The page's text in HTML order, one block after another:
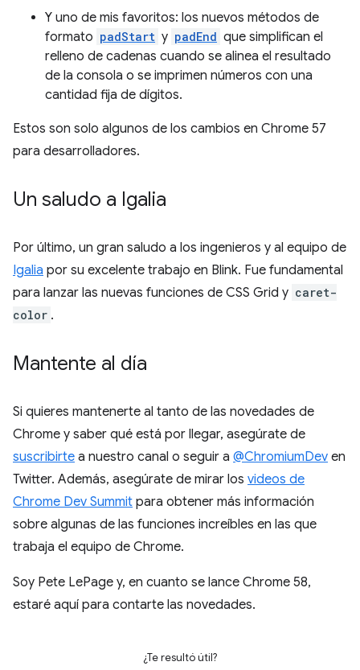
Y uno de mis favoritos: los nuevos métodos de
formato padStart y padEnd que simplifican el
relleno de cadenas cuando se alinea el resultado
de la consola o se imprimen números con una
cantidad fija de dígitos.
Estos son solo algunos de los cambios en Chrome 57
para desarrolladores.
Un saludo a Igalia
Por último, un gran saludo a los ingenieros y al equipo de
Igalia por su excelente trabajo en Blink. Fue fundamental
para lanzar las nuevas funciones de CSS Grid y caret-
color .
Mantente al día
Si quieres mantenerte al tanto de las novedades de
Chrome y saber qué está por llegar, asegúrate de
suscribirte a nuestro canal o seguir a @ChromiumDev en
Twitter. Además, asegúrate de mirar los videos de
Chrome Dev Summit para obtener más información
sobre algunas de las funciones increíbles en las que
trabaja el equipo de Chrome.
Soy Pete LePage y, en cuanto se lance Chrome 58,
estaré aquí para contarte las novedades.
¿Te resultó útil?